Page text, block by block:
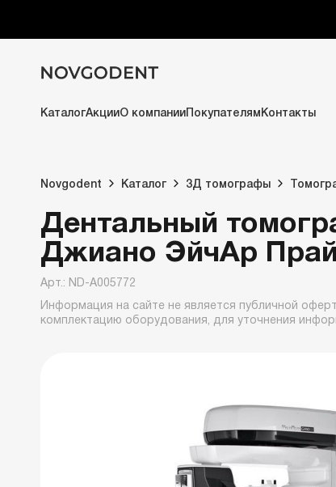
КаталогАкцииО компании Покупателям Контакты
Novgodent Каталог 3Д томографы
Дентальный
Джиано ЭйчАр
Арт.: ND-A005772
Информация на сайте не является публичной
комплектацию оборудования, для уточнения